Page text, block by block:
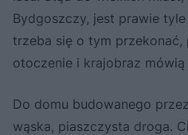
Bydgoszczy, jest prawie
trzeba się o tym przekonać,
otoczenie i krajobraz mówią
Do domu budowanego
wąska, piaszczysta droga.